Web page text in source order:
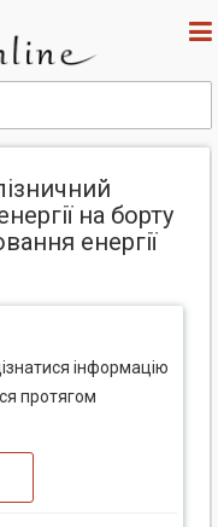
на борту
енергії
інформацію
протягом